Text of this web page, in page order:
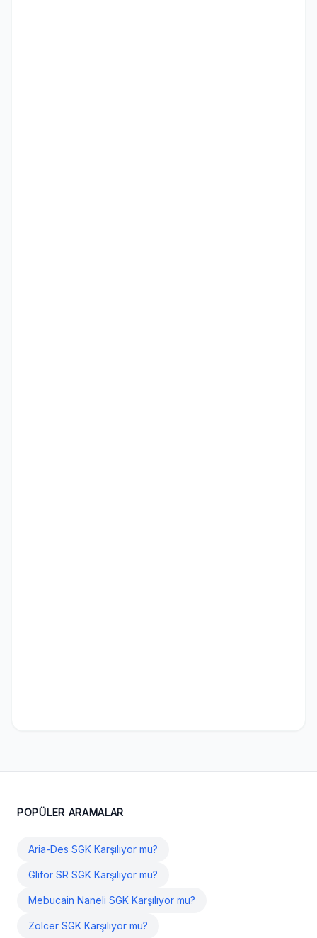
POPÜLER ARAMALAR
Aria-Des SGK Karşılıyor mu?
Glifor SR SGK Karşılıyor mu?
Mebucain Naneli SGK Karşılıyor mu?
Zolcer SGK Karşılıyor mu?